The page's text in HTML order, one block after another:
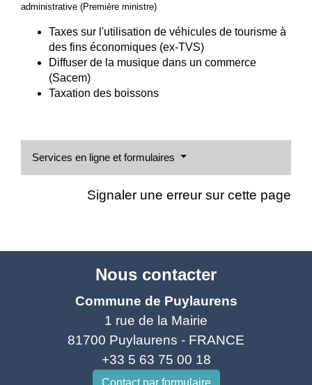
administrative (Première ministre)
Taxes sur l'utilisation de véhicules de tourisme à
des fins économiques (ex-TVS)
Diffuser de la musique dans un commerce
(Sacem)
Taxation des boissons
Services en ligne et formulaires
Signaler une erreur sur cette page
Nous contacter
Commune de Puylaurens
1 rue de la Mairie
81700 Puylaurens - FRANCE
+33 5 63 75 00 18
Contact par formulaire